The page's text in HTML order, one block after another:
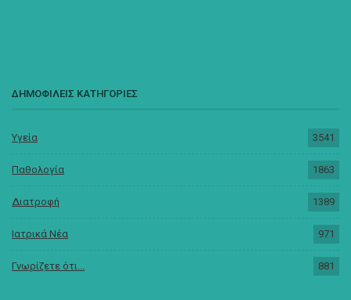
ΔΗΜΟΦΙΛΕΙΣ ΚΑΤΗΓΟΡΙΕΣ
Υγεία 3541
Παθολογία 1863
Διατροφή 1389
Ιατρικά Νέα 971
Γνωρίζετε ότι... 881